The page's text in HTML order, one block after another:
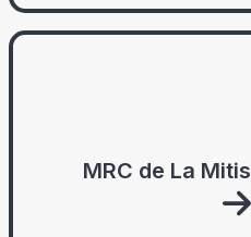
MRC de La Mitis